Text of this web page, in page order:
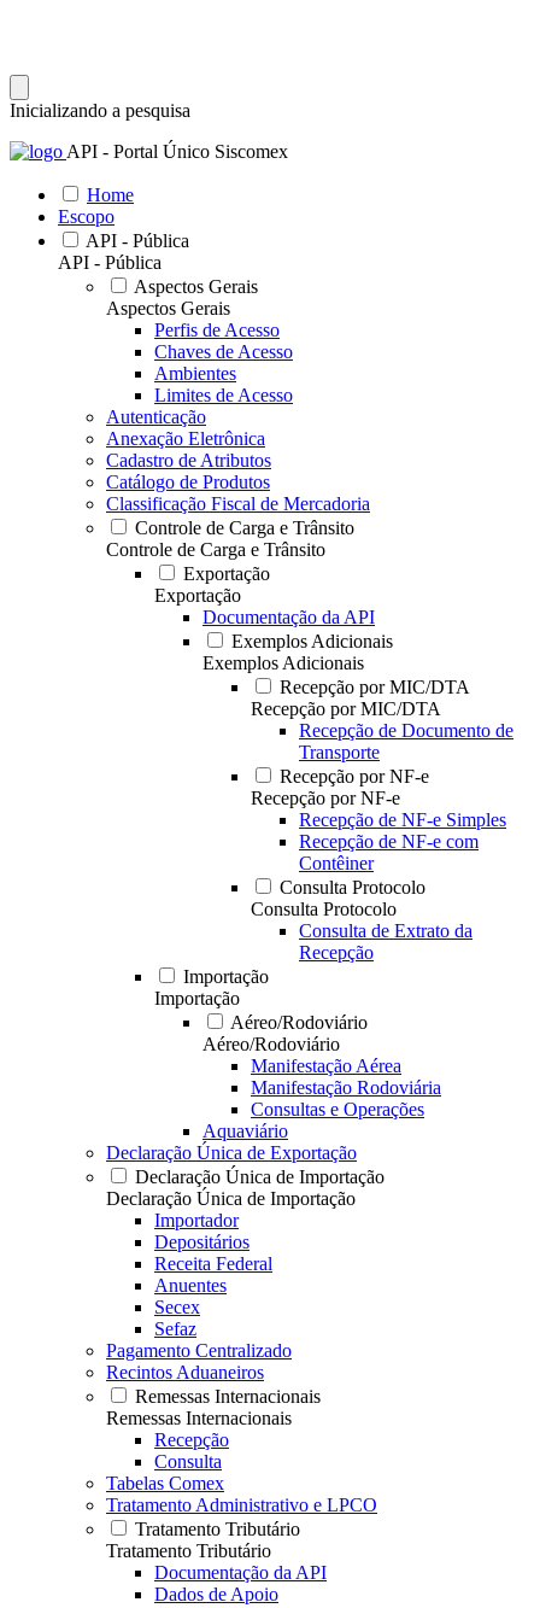
Inicializando a pesquisa
API - Portal Único Siscomex
Home
Escopo
API - Pública
API - Pública
Aspectos Gerais
Aspectos Gerais
Perfis de Acesso
Chaves de Acesso
Ambientes
Limites de Acesso
Autenticação
Anexação Eletrônica
Cadastro de Atributos
Catálogo de Produtos
Classificação Fiscal de Mercadoria
Controle de Carga e Trânsito
Controle de Carga e Trânsito
Exportação
Exportação
Documentação da API
Exemplos Adicionais
Exemplos Adicionais
Recepção por MIC/DTA
Recepção por MIC/DTA
Recepção de Documento de
Transporte
Recepção por NF-e
Recepção por NF-e
Recepção de NF-e Simples
Recepção de NF-e com
Contêiner
Consulta Protocolo
Consulta Protocolo
Consulta de Extrato da
Recepção
Importação
Importação
Aéreo/Rodoviário
Aéreo/Rodoviário
Manifestação Aérea
Manifestação Rodoviária
Consultas e Operações
Aquaviário
Declaração Única de Exportação
Declaração Única de Importação
Declaração Única de Importação
Importador
Depositários
Receita Federal
Anuentes
Secex
Sefaz
Pagamento Centralizado
Recintos Aduaneiros
Remessas Internacionais
Remessas Internacionais
Recepção
Consulta
Tabelas Comex
Tratamento Administrativo e LPCO
Tratamento Tributário
Tratamento Tributário
Documentação da API
Dados de Apoio